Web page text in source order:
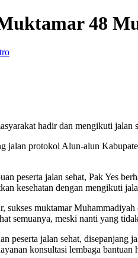
48
hadir dan mengikuti jalan
jalan protokol Alun-alun
peserta jalan sehat, Pak Yes
kesehatan dengan mengikuti
sukses muktamar
semuanya, meski nanti yang
peserta jalan sehat,
konsultasi lembaga